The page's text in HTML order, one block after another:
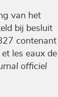
van het
bij besluit
contenant
les eaux de
officiel